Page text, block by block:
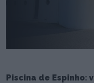
Piscina de Espinho: